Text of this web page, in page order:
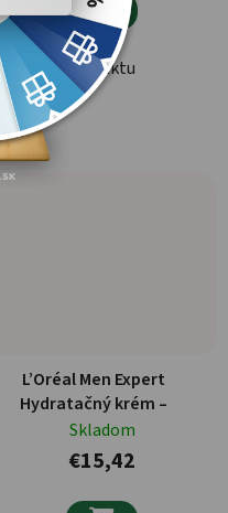

Na popise produktu
L’Oréal Men Expert
Hydratačný krém –
Skladom
€15,42